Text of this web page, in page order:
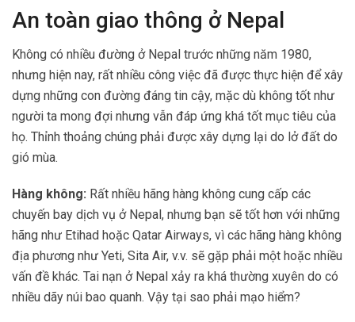
An toàn giao thông ở Nepal
Không có nhiều đường ở Nepal trước những năm 1980,
nhưng hiện nay, rất nhiều công việc đã được thực hiện để xây
dựng những con đường đáng tin cậy, mặc dù không tốt như
người ta mong đợi nhưng vẫn đáp ứng khá tốt mục tiêu của
họ. Thỉnh thoảng chúng phải được xây dựng lại do lở đất do
gió mùa.
Hàng không: Rất nhiều hãng hàng không cung cấp các
chuyến bay dịch vụ ở Nepal, nhưng bạn sẽ tốt hơn với những
hãng như Etihad hoặc Qatar Airways, vì các hãng hàng không
địa phương như Yeti, Sita Air, v.v. sẽ gặp phải một hoặc nhiều
vấn đề khác. Tai nạn ở Nepal xảy ra khá thường xuyên do có
nhiều dãy núi bao quanh. Vậy tại sao phải mạo hiểm?